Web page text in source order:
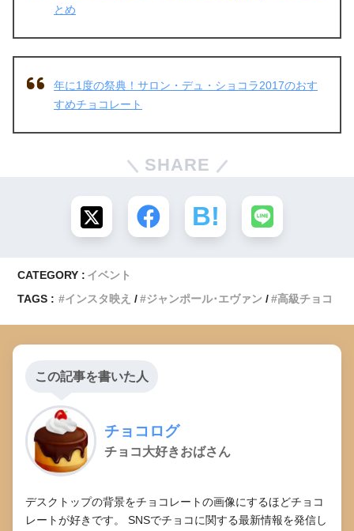
とめ
年に1度の祭典！サロン・デュ・ショコラ2017のおす
すめチョコレート
SHARE
CATEGORY : イベント
TAGS :
インスタ映え ジャンポール･エヴァン 高級チョコ
この記事を書いた人
チョコログ
チョコ大好きおばさん
デスクトップの背景をチョコレートの画像にするほどチョコ
レートが好きです。 SNSでチョコに関する最新情報を発信し